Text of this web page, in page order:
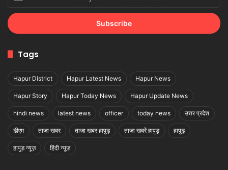
your
Email
address
Tags
Hapur District Hapur Latest News Hapur News
Hapur Story Hapur Today News Hapur Update News
hindi news latest news officer today news उत्तर प्रदेश
डीएम ताजा खबर ताज़ा खबर हापुड़ ताज़ा खबरें हापुड़ हापुड़
हापुड़ न्यूज़ हिंदी न्यूज़